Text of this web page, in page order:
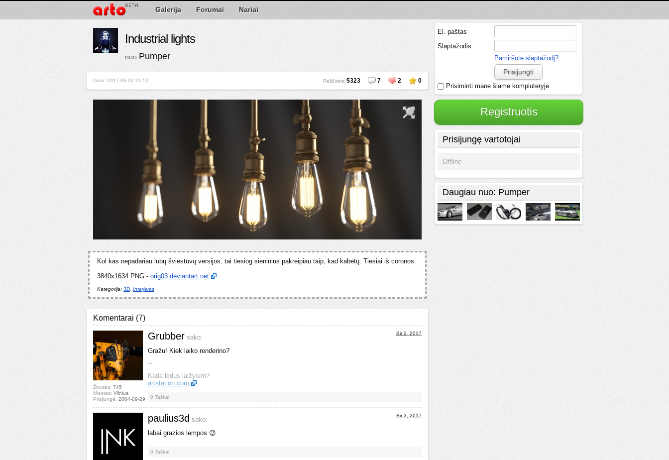
Galerija Forumai Nariai
El. paštas
Slaptažodis
Pamiršote slaptažodį?
Prisijungti
Prisiminti mane šiame kompiuteryje
Registruotis
Prisijungę vartotojai
Offline
Daugiau nuo: Pumper
Industrial lights
nuo Pumper
0
2
7
Pežiūrėta 5323
Data: 2017-06-02 21:51
Kol kas nepadariau lubų šviestuvų versijos, tai tiesiog sieninius pakreipiau taip, kad kabėtų. Tiesiai iš coronos.
3840x1634 PNG - orig03.deviantart.net
Kategorija: 3D Interjeras
Komentarai (7)
Žinutės: 745
Miestas: Vilnius
Prisijungė: 2004-09-29
Bir 2, 2017
Grubber sako:
Gražu! Kiek laiko renderino?
--
Kada ledus laižysim?
artstation.com
0 Taškai
Bir 3, 2017
paulius3d sako:
labai grazios lempos 😉
0 Taškai